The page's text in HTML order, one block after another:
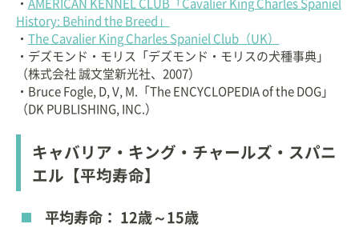
・ AMERICAN KENNEL CLUB「Cavalier King Charles Spaniel
History: Behind the Breed」
・ The Cavalier King Charles Spaniel Club（UK）
・デズモンド・モリス「デズモンド・モリスの犬種事典」
（株式会社 誠文堂新光社、2007）
・Bruce Fogle, D, V, M.「The ENCYCLOPEDIA of the DOG」
（DK PUBLISHING, INC.）
キャバリア・キング・チャールズ・スパニ
エル【平均寿命】
平均寿命： 12歳～15歳